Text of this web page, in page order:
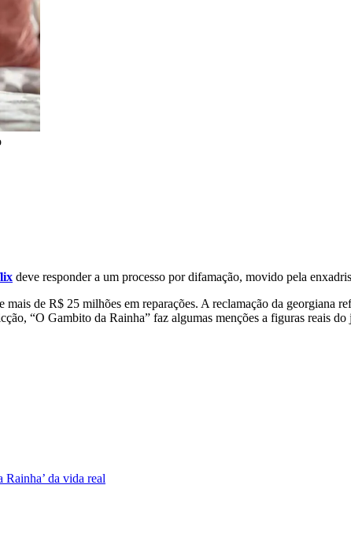
deve responder a um processo por difamação, movido pela
mais de R$ 25 milhões em reparações. A reclamação da georgiana
“O Gambito da Rainha” faz algumas menções a figuras reais do
da vida real